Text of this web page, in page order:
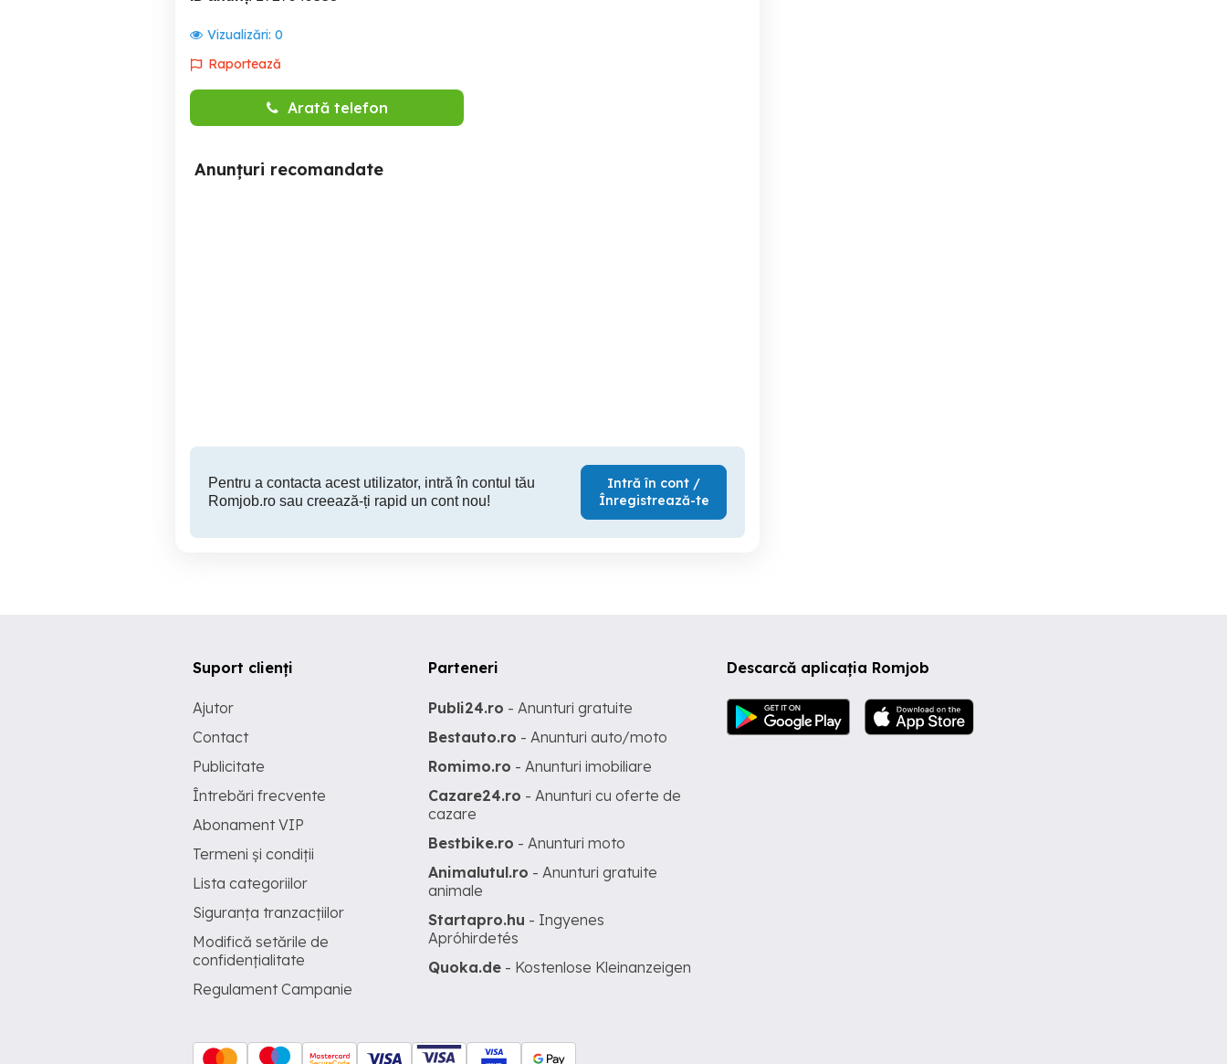
Vizualizări: 0
Raportează
Arată telefon
Anunțuri recomandate
Pentru a contacta acest utilizator, intră în contul tău
Romjob.ro sau creează-ți rapid un cont nou!
Intră în cont /
Înregistrează-te
Descarcă aplicația Romjob
Suport clienți
Ajutor
Contact
Publicitate
Întrebări frecvente
Abonament VIP
Termeni și condiții
Lista categoriilor
Siguranța tranzacțiilor
Modifică setările de
confidențialitate
Regulament Campanie
Parteneri
Publi24.ro - Anunturi gratuite
Bestauto.ro - Anunturi auto/moto
Romimo.ro - Anunturi imobiliare
Cazare24.ro - Anunturi cu oferte de
cazare
Bestbike.ro - Anunturi moto
Animalutul.ro - Anunturi gratuite
animale
Startapro.hu - Ingyenes
Apróhirdetés
Quoka.de - Kostenlose Kleinanzeigen